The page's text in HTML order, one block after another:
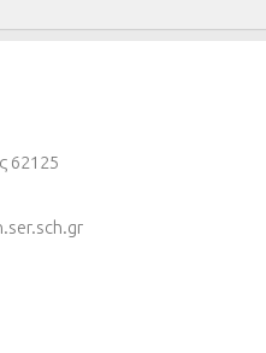
62125